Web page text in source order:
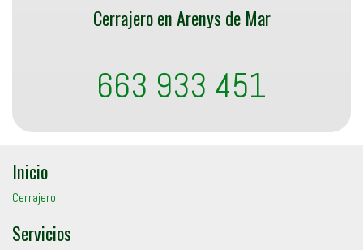
Cerrajero en Arenys de Mar
663 933 451
Inicio
Cerrajero
Servicios